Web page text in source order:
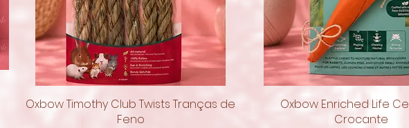
Visualização rápida
Oxbow Timothy Club Twists Tranças de
Feno
Visualização
Oxbow Enriched Life
Crocante